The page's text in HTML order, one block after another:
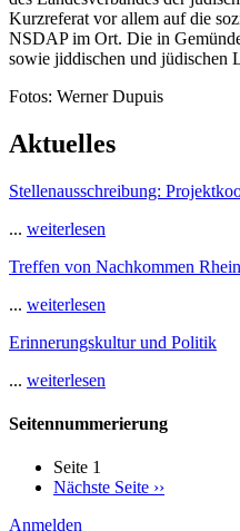
Kurzreferat vor allem auf die
NSDAP im Ort. Die in
sowie jiddischen und jüdischen
Fotos: Werner Dupuis
Aktuelles
Stellenausschreibung:
... weiterlesen
Treffen von Nachkommen
... weiterlesen
Erinnerungskultur und Politik
... weiterlesen
Seitennummerierung
Seite 1
Nächste Seite ››
Anmelden